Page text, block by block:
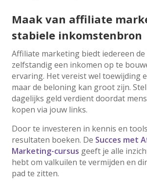
Maak van affiliate
stabiele inkomstenbron
Affiliate marketing biedt iedereen de
zelfstandig een inkomen op te
ervaring. Het vereist wel toewijding
maar de beloning kan groot zijn.
dagelijks geld verdient doordat
kopen via jouw links.
Door te investeren in kennis en
resultaten boeken. De Succes met
Marketing-cursus geeft je alle
hebt om valkuilen te vermijden en
pad te zitten.